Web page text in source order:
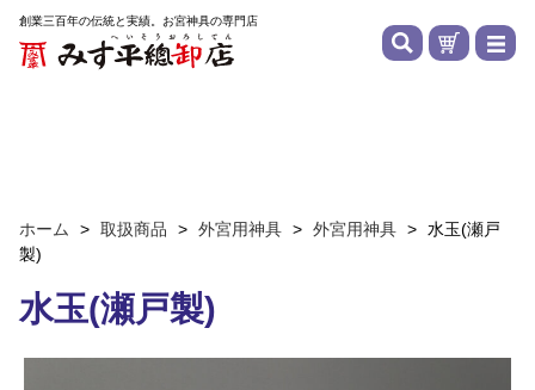
創業三百年の伝統と実績。お宮神具の専門店
ホーム > 取扱商品 > 外宮用神具 > 外宮用神具 > 水玉(瀬戸
製)
水玉(瀬戸製)